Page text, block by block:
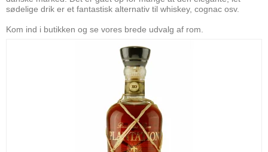
sødelige drik er et fantastisk alternativ til whiskey, cognac osv.
Kom ind i butikken og se vores brede udvalg af rom.